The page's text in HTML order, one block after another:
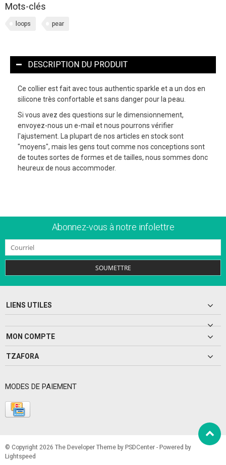
Mots-clés
loops pear
DESCRIPTION DU PRODUIT
Ce collier est fait avec tous authentic sparkle et a un dos en
silicone très confortable et sans danger pour la peau.
Si vous avez des questions sur le dimensionnement,
envoyez-nous un e-mail et nous pourrons vérifier
l'ajustement. La plupart de nos articles en stock sont
"moyens", mais les gens tout comme nos conceptions sont
de toutes sortes de formes et de tailles, nous sommes donc
heureux de nous accommoder.
Abonnez-vous à notre infolettre
SOUMETTRE
LIENS UTILES
MON COMPTE
TZAFORA
MODES DE PAIEMENT
© Copyright 2026 The Developer Theme by PSDCenter - Powered by
Lightspeed